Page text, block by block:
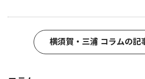
横須賀・三浦 コラムの記